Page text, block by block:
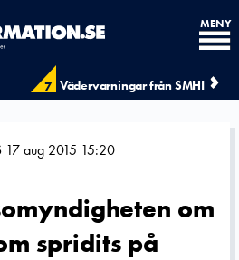
7 Vädervarningar från SMHI
MENY
17 aug 2015 15:20
om
spridits på